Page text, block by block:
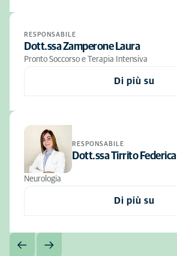
RESPONSABILE
Dott.ssa Zamperone Laura
Pronto Soccorso e Terapia Intensiva
Di più su
RESPONSABILE
Dott.ssa Tirrito Federica
Neurologia
Di più su